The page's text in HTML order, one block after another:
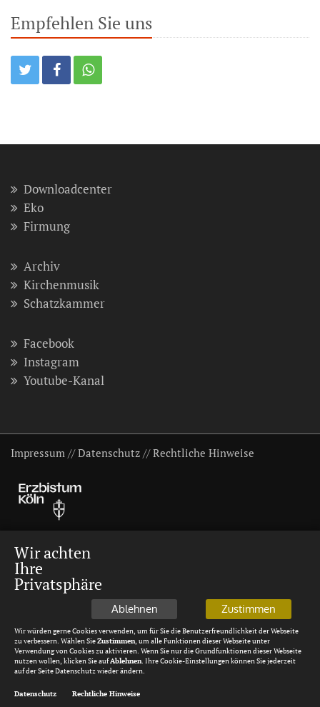
Empfehlen Sie uns
Downloadcenter
Eko
Firmung
Archiv
Kirchenmusik
Schatzkammer
Facebook
Instagram
Youtube-Kanal
Impressum //Datenschutz //Rechtliche Hinweise
Wir achten
Ihre
Privatsphäre
Ablehnen Zustimmen
Wir würden gerne Cookies verwenden, um für Sie die Benutzerfreundlichkeit der Webseite
zu verbessern. Wählen SieZustimmen, um alle Funktionen dieser Webseite unter
Verwendung von Cookies zu aktivieren. Wenn Sie nur die Grundfunktionen dieser Webseite
nutzen wollen, klicken Sie aufAblehnen. Ihre Cookie-Einstellungen können Sie jederzeit
auf der Seite Datenschutz wieder ändern.
Datenschutz Rechtliche Hinweise